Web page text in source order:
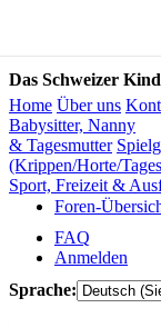
Das Schweizer
Home Über uns
Babysitter, Nanny
& Tagesmutter
(Krippen/Horte/
Sport, Freizeit &
Foren-
FAQ
Anmelden
Sprache: